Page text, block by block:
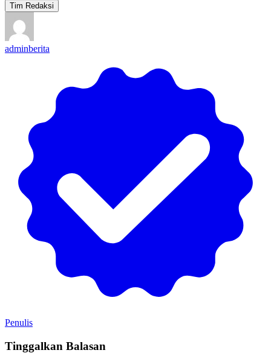
Tim Redaksi
adminberita
Penulis
Tinggalkan Balasan